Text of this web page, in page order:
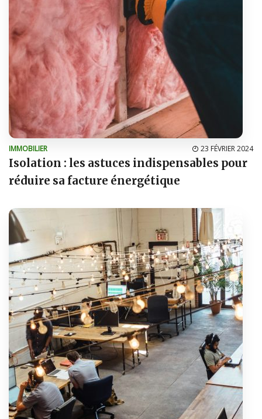
IMMOBILIER 23 FÉVRIER 2024
Isolation : les astuces indispensables pour
réduire sa facture énergétique